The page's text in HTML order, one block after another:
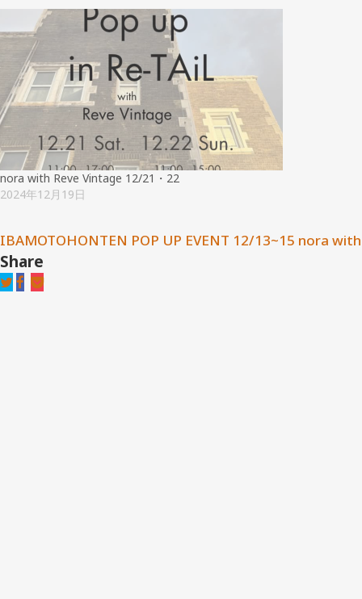
nora with Reve Vintage 12/21・22
2024年12月19日
IBAMOTOHONTEN POP UP EVENT 12/13~15 nora
Share